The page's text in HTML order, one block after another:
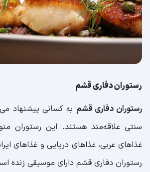
رستوران دفاری قشم
رستوران دفاری قشم به کسانی پیشنهاد
سنتی علاقه‌مند هستند. این رستوران
غذاهای عربی، غذاهای دریایی و غذاهای
رستوران دفاری قشم دارای موسیقی زنده